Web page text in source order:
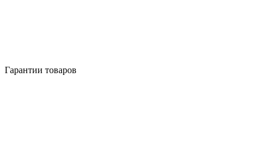
Гарантии товаров